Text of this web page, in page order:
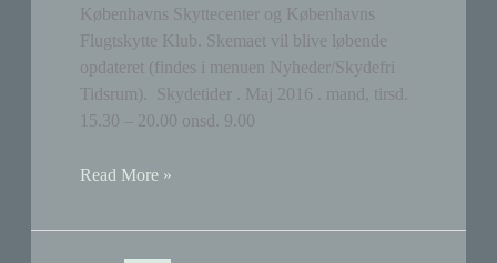
Københavns Skyttecenter og Københavns
Flugtskytte Klub. Skemaet vil blive løbende
opdateret (findes i menuen Nyheder/Skydefri
Tidsrum). Skydetider . Maj 2016 . mand, tirsd.
15.30 – 20.00 onsd. 9.00
Skydestøj
Tippen
Read More »